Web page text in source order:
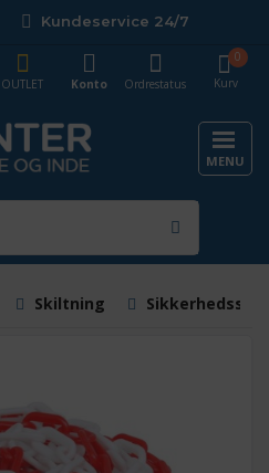
Kundeservice 24/7
Kurv
0
OUTLET
Konto Ordrestatus
MENU
Skiltning